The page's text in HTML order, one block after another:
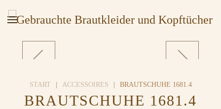
START ACCESSOIRES BRAUTSCHUHE 1681.4
BRAUTSCHUHE 1681.4